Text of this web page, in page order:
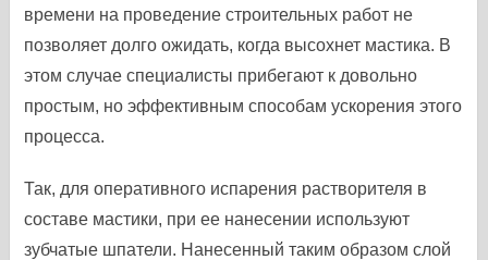
времени на проведение строительных работ не
позволяет долго ожидать, когда высохнет мастика. В
этом случае специалисты прибегают к довольно
простым, но эффективным способам ускорения этого
процесса.
Так, для оперативного испарения растворителя в
составе мастики, при ее нанесении используют
зубчатые шпатели. Нанесенный таким образом слой